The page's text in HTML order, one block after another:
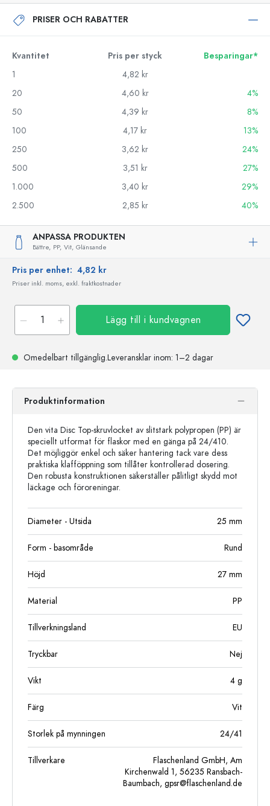
PRISER OCH RABATTER
Kvantitet Pris per styck
Besparingar*
1
4,82 kr
20
4,60 kr
4%
50
4,39 kr
8%
100
4,17 kr
13%
250
3,62 kr
24%
500
3,51 kr
27%
1.000
3,40 kr
29%
2.500
2,85 kr 40%
ANPASSA PRODUKTEN
Bättre, PP, Vit, Glänsande
Pris per enhet: 4,82 kr
Priser inkl. moms, exkl. fraktkostnader
Lägg till i kundvagnen
Omedelbart tillgänglig.Leveransklar inom: 1–2 dagar
Produktinformation
Den vita Disc Top-skruvlocket av slitstark polypropen (PP) är
speciellt utformat för flaskor med en gänga på 24/410.
Det möjliggör enkel och säker hantering tack vare dess
praktiska klafföppning som tillåter kontrollerad dosering.
Den robusta konstruktionen säkerställer pålitligt skydd mot
läckage och föroreningar.
Diameter - Utsida 25 mm
Form - basområde Rund
Höjd 27 mm
Material PP
Tillverkningsland EU
Tryckbar Nej
Vikt 4 g
Färg Vit
Storlek på mynningen 24/41
Tillverkare
Flaschenland GmbH, Am
Kirchenwald 1, 56235 Ransbach-
Baumbach, gpsr@flaschenland.de